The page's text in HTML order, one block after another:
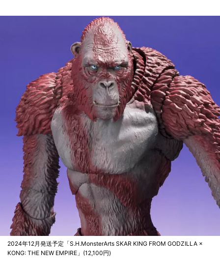
2024年12月発送予定「S.H.MonsterArts SKAR KING FROM GODZILLA ×
KONG: THE NEW EMPIRE」(12,100円)